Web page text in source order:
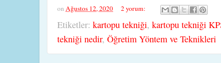
on Ağustos 12, 2020 2 yorum:
Etiketler: kartopu tekniği, kartopu tekniği
tekniği nedir, Öğretim Yöntem ve Teknikleri